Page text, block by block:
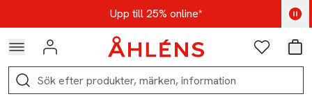
Hoppa till navigationsmenynUpp till 25% online*
Kod: AUG25 - Shoppa nu
Logga in Favoriter
Sök